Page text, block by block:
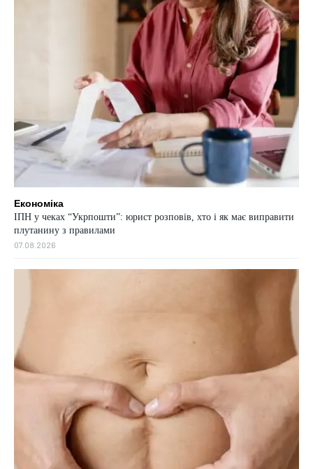
Економіка
ІПН у чеках “Укрпошти”: юрист розповів, хто і як має виправити
плутанину з правилами
07.08.2026